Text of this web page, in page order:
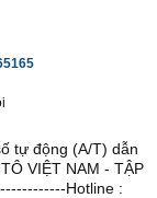
tự động (A/T) dẫn
VIỆT NAM - TẬP
Hotline :